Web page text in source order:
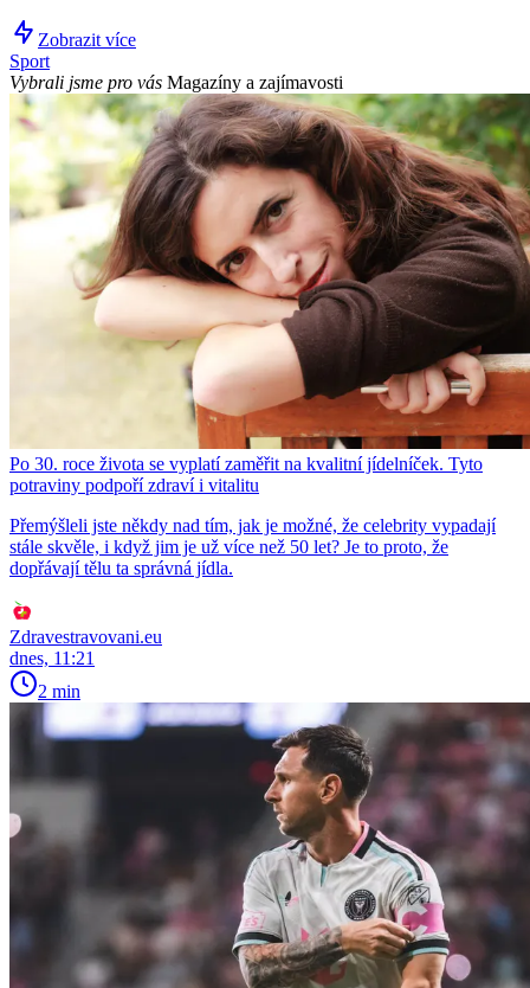
Zobrazit více
Sport
Vybrali jsme pro vás Magazíny a zajímavosti
Po 30. roce života se vyplatí zaměřit na kvalitní jídelníček. Tyto
potraviny podpoří zdraví i vitalitu
Přemýšleli jste někdy nad tím, jak je možné, že celebrity vypadají
stále skvěle, i když jim je už více než 50 let? Je to proto, že
dopřávají tělu ta správná jídla.
Zdravestravovani.eu
dnes, 11:21
2 min